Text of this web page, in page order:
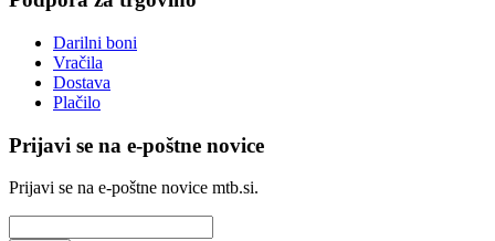
Darilni boni
Vračila
Dostava
Plačilo
Prijavi se na e-poštne novice
Prijavi se na e-poštne novice mtb.si.